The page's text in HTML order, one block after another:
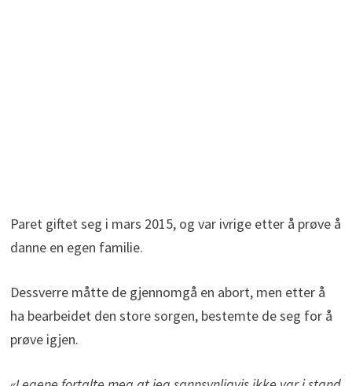
Paret giftet seg i mars 2015, og var ivrige etter å prøve å
danne en egen familie.
Dessverre måtte de gjennomgå en abort, men etter å
ha bearbeidet den store sorgen, bestemte de seg for å
prøve igjen.